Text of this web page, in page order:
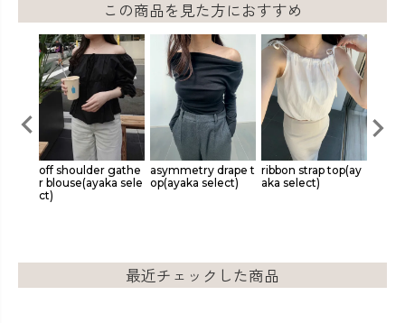
この商品を見た方におすすめ
gathe
sele
asymmetry drape t
op(ayaka select)
ribbon strap top(ay
aka select)
gather summer ca
mi(ayaka select)
最近チェックした商品